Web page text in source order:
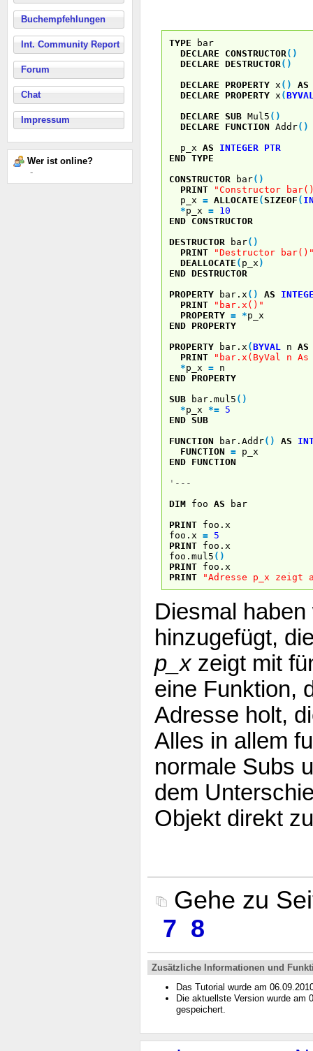
Buchempfehlungen
Int. Community Report
Forum
Chat
Impressum
Wer ist online?
-
TYPE bar
DECLARE
CONSTRUCTOR ( )
DECLARE DESTRUCTOR ( )
DECLARE
PROPERTY x ( )
AS
DECLARE
PROPERTY x (
DECLARE SUB Mul5 ( )
DECLARE
FUNCTION Addr( )
p_x AS INTEGER
PTR
END TYPE
CONSTRUCTOR bar( )
PRINT
"Constructor
p_x = ALLOCATE (SIZEOF (
*p_x = 10
END CONSTRUCTOR
DESTRUCTOR bar( )
PRINT
"Destructor
DEALLOCATE ( p_x )
END DESTRUCTOR
PROPERTY bar.x ( ) AS
PRINT
"bar.x()"
PROPERTY = *p_x
END PROPERTY
PROPERTY bar.x (BYVAL n AS
PRINT
"bar.x(ByVal n
*p_x = n
END PROPERTY
SUB bar.mul5 ( )
*p_x *= 5
END SUB
FUNCTION bar.Addr( ) AS
FUNCTION = p_x
END FUNCTION
'---
DIM foo AS bar
PRINT foo.x
foo.x = 5
PRINT foo.x
foo.mul5 ( )
PRINT foo.x
PRINT
"Adresse p_x zeigt
Diesmal
hinzugefügt,
p_xzeigt mit
eine Funktion,
Adresse holt,
Alles in allem
normale Subs
dem
Objekt direkt
Gehe zu
7 8
Zusätzliche Informationen und
Das Tutorial wurde am
Die aktuellste Version wurde am
gespeichert.